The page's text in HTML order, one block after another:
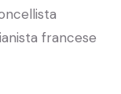
francese